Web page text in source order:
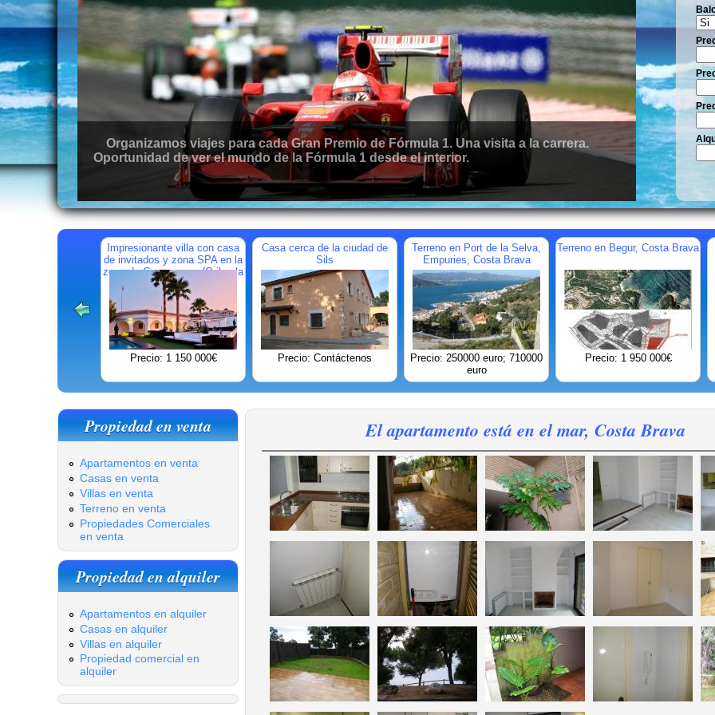
Organizamos viajes para cada Gran Premio de Fórmula 1. Una visita a la carrera.
Oportunidad de ver el mundo de la Fórmula 1 desde el interior.
Impresionante villa con casa
de invitados y zona SPA en la
zona de Campoamor (Orihuela
Costa)
Precio: 1 150 000€
Casa cerca de la ciudad de
Sils
Precio: Contáctenos
Terreno en Port de la Selva,
Empuries, Costa Brava
Precio: 250000 euro; 710000
euro
Terreno en Begur, Costa Brava
Precio: 1 950 000€
Propiedad en venta
Apartamentos en venta
Casas en venta
Villas en venta
Terreno en venta
Propiedades Comerciales
en venta
Propiedad en alquiler
Apartamentos en alquiler
Casas en alquiler
Villas en alquiler
Propiedad comercial en
alquiler
El apartamento está en el mar, Costa Brava